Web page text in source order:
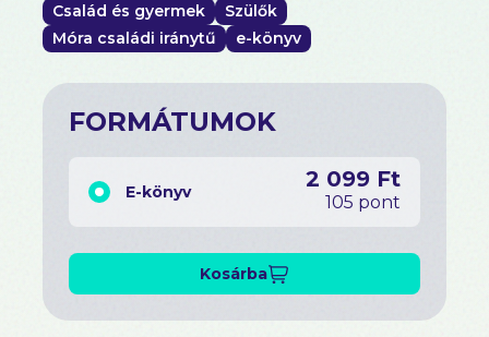
Család és gyermek
Szülők
Móra családi iránytű
e-könyv
FORMÁTUMOK
E-könyv 2 099 Ft
105 pont
Kosárba